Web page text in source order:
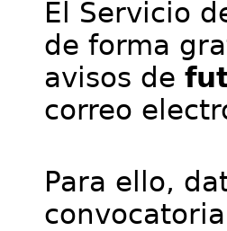
El Servicio
de forma
avisos de
correo
Para ello,